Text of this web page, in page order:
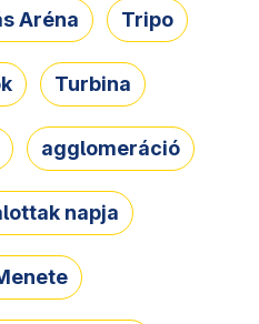
Aréna Tripo
Turbina
agglomeráció
napja